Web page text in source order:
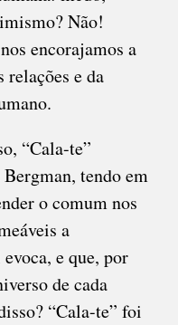
Não!
encorajamos a
e da
“Cala-te”
Bergman, tendo em
o comum nos
a
e que, por
de cada
“Cala-te” foi